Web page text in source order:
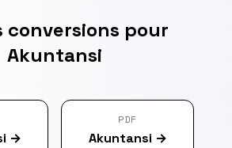
conversions pour
Akuntansi
→
PDF
Akuntansi →